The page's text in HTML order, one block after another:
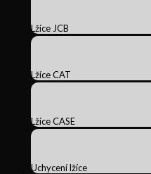
Lžíce JCB
Lžíce CAT
Lžíce CASE
Uchycení lžíce